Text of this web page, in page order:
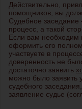
Действительно,
помощников, вы
Судебное
процесс, а такой
Если вам необходим
оформить его
участвуете в
доверенность не
достаточно заявить
можно было заявить
судебного
заявление судье